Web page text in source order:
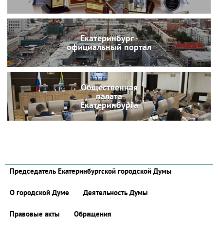
Екатеринбург -
официальный портал
Общественная
палата
Екатеринбурга
Председатель Екатеринбургской городской Думы
О городской Думе Деятельность Думы
Правовые акты Обращения